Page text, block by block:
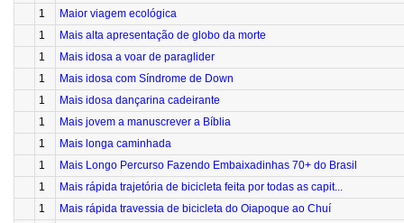
1
Maior viagem ecológica
1
Mais alta apresentação de globo da morte
1
Mais idosa a voar de paraglider
1
Mais idosa com Síndrome de Down
1
Mais idosa dançarina cadeirante
1
Mais jovem a manuscrever a Bíblia
1
Mais longa caminhada
1
Mais Longo Percurso Fazendo Embaixadinhas 70+ do Brasil
1
Mais rápida trajetória de bicicleta feita por todas as capit...
1
Mais rápida travessia de bicicleta do Oiapoque ao Chuí